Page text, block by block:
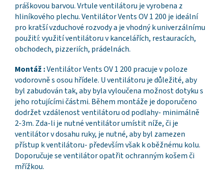
práškovou barvou. Vrtule ventilátoru je vyrobena z
hliníkového plechu. Ventilátor Vents OV 1 200 je ideální
pro kratší vzduchové rozvody a je vhodný k univerzálnímu
použití: využití ventilátoru v kancelářích, restauracích,
obchodech, pizzeriích, prádelnách.
Montáž :Ventilátor Vents OV 1 200 pracuje v poloze
vodorovně s osou hřídele. U ventilátoru je důležité, aby
byl zabudován tak, aby byla vyloučena možnost dotyku s
jeho rotujícími částmi. Během montáže je doporučeno
dodržet vzdálenost ventilátoru od podlahy- minimálně
2-3m. Zda-li je nutné ventilátor umístit níže, či je
ventilátor v dosahu ruky, je nutné, aby byl zamezen
přístup k ventilátoru- především však k oběžnému kolu.
Doporučuje se ventilátor opatřit ochranným košem či
mřížkou.